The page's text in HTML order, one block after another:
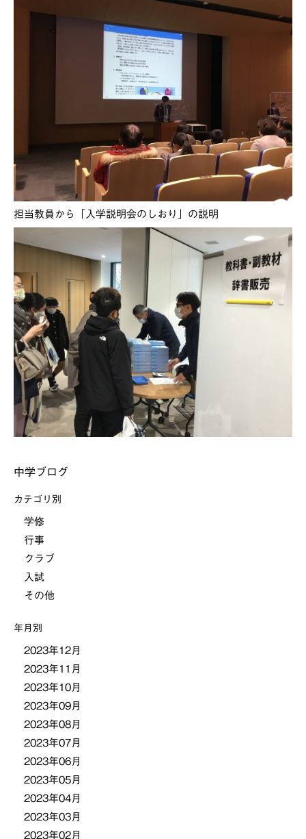
担当教員から「入学説明会のしおり」の説明
中学ブログ
カテゴリ別
学修
行事
クラブ
入試
その他
年月別
2023年12月
2023年11月
2023年10月
2023年09月
2023年08月
2023年07月
2023年06月
2023年05月
2023年04月
2023年03月
2023年02月